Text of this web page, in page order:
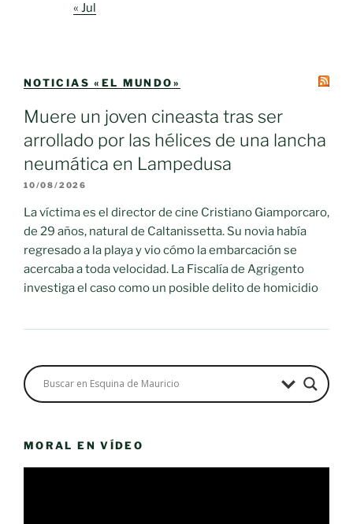
« Jul
NOTICIAS «EL MUNDO»
Muere un joven cineasta tras ser
arrollado por las hélices de una lancha
neumática en Lampedusa
10/08/2026
La víctima es el director de cine Cristiano Giamporcaro,
de 29 años, natural de Caltanissetta. Su novia había
regresado a la playa y vio cómo la embarcación se
acercaba a toda velocidad. La Fiscalía de Agrigento
investiga el caso como un posible delito de homicidio
MORAL EN VÍDEO